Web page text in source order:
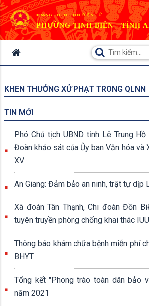
TRANG THÔNG TIN ĐIỆN TỬ
PHƯỜNG TỊNH BIÊN - TỈNH
KHEN THƯỞNG XỬ PHẠT TRONG QLNN
TIN MỚI
Phó Chủ tịch UBND tỉnh Lê Trung
Đoàn khảo sát của Ủy ban Văn hóa và
XV
An Giang: Đảm bảo an ninh, trật tự dịp
Xã đoàn Tân Thạnh, Chi đoàn Đồn
tuyên truyền phòng chống khai thác IUU
Thông báo khám chữa bệnh miễn phí
BHYT
Tổng kết "Phong trào toàn dân bảo
năm 2021